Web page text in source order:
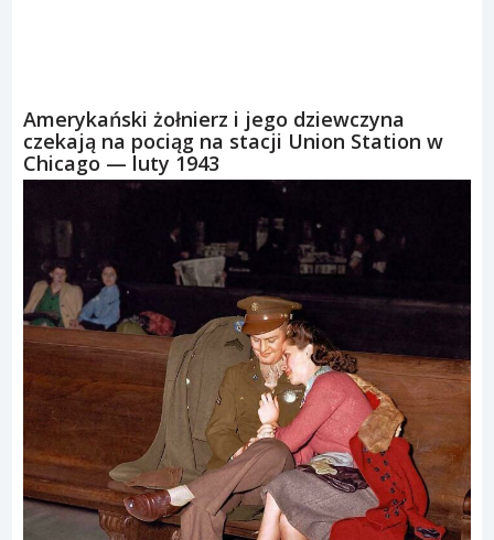
Amerykański żołnierz i jego dziewczyna
czekają na pociąg na stacji Union Station w
Chicago — luty 1943